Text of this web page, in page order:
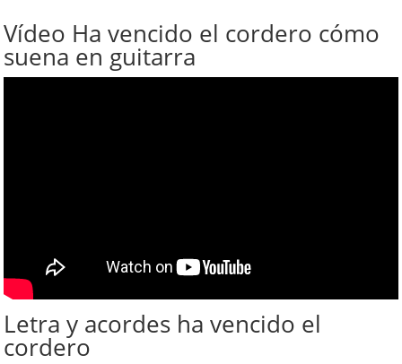
Vídeo Ha vencido el cordero cómo
suena en guitarra
Letra y acordes ha vencido el
cordero